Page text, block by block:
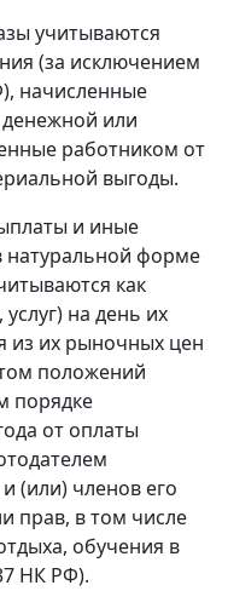
учитываются
(за исключением
начисленные
или
работником от
выгоды.
и иные
натуральной форме
как
на день их
из их рыночных цен
положений
порядке
от оплаты
(или) членов его
прав, в том числе
обучения в
НК РФ).